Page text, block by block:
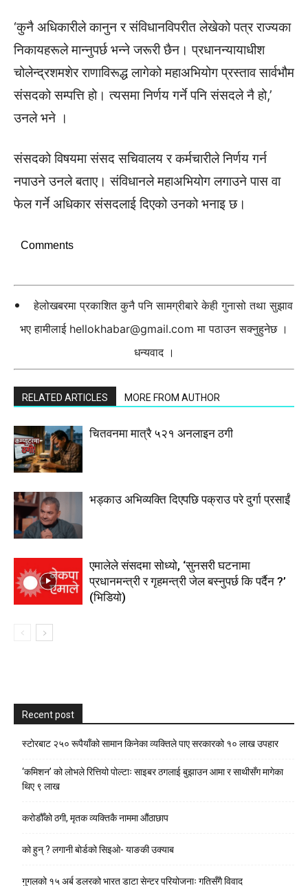
‘कुनै अधिकारीले कानुन र संविधानविपरीत लेखेको पत्र राज्यका
निकायहरूले मान्नुपर्छ भन्ने जरूरी छैन। प्रधानन्यायाधीश
चोलेन्द्रशमशेर राणाविरूद्ध लागेको महाअभियोग प्रस्ताव सार्वभौम
संसदको सम्पत्ति हो। त्यसमा निर्णय गर्ने पनि संसदले नै हो,’
उनले भने ।
संसदको विषयमा संसद सचिवालय र कर्मचारीले निर्णय गर्न
नपाउने उनले बताए। संविधानले महाअभियोग लगाउने पास वा
फेल गर्ने अधिकार संसदलाई दिएको उनको भनाइ छ।
Comments
हेलोखबरमा प्रकाशित कुनै पनि सामग्रीबारे केही गुनासो तथा सुझाव
भए हामीलाई hellokhabar@gmail.com मा पठाउन सक्नुहुनेछ ।
धन्यवाद ।
RELATED ARTICLES MORE FROM AUTHOR
चितवनमा मात्रै ५२१ अनलाइन ठगी
भड्काउ अभिव्यक्ति दिएपछि पक्राउ परे दुर्गा प्रसाईं
एमालेले संसदमा सोध्यो, ‘सुनसरी घटनामा
प्रधानमन्त्री र गृहमन्त्री जेल बस्नुपर्छ कि पर्दैन ?’
(भिडियाे)
Recent post
स्टाेरबाट २५० रूपैयाँको सामान किनेका व्यक्तिले पाए सरकारको १० लाख उपहार
‘कमिशन’ को लोभले रित्तियो पोल्टाः साइबर ठगलाई बुझाउन आमा र साथीसँग मागेका
थिए ९ लाख
करोडौँको ठगी, मृतक व्यक्तिकै नाममा औंठाछाप
को हुन् ? लगानी बोर्डको सिइओ- याङकी उक्याब
गुगलको १५ अर्ब डलरको भारत डाटा सेन्टर परियोजनाः गतिसँगै विवाद